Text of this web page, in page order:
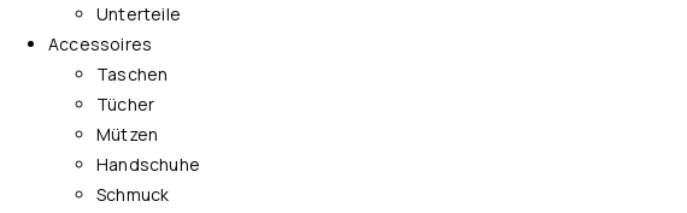
Unterteile
Accessoires
Taschen
Tücher
Mützen
Handschuhe
Schmuck